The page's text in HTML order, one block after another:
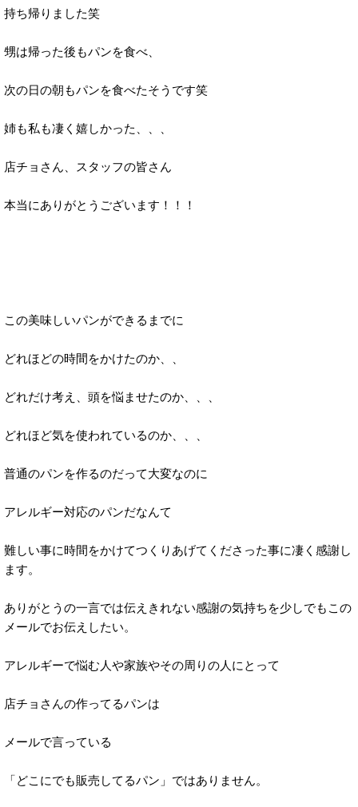
持ち帰りました笑
甥は帰った後もパンを食べ、
次の日の朝もパンを食べたそうです笑
姉も私も凄く嬉しかった、、、
店チョさん、スタッフの皆さん
本当にありがとうございます！！！
この美味しいパンができるまでに
どれほどの時間をかけたのか、、
どれだけ考え、頭を悩ませたのか、、、
どれほど気を使われているのか、、、
普通のパンを作るのだって大変なのに
アレルギー対応のパンだなんて
難しい事に時間をかけてつくりあげてくださった事に凄く感謝し
ます。
ありがとうの一言では伝えきれない感謝の気持ちを少しでもこの
メールでお伝えしたい。
アレルギーで悩む人や家族やその周りの人にとって
店チョさんの作ってるパンは
メールで言っている
「どこにでも販売してるパン」ではありません。